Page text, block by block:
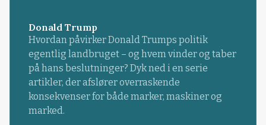
Donald Trump
Hvordan påvirker Donald Trumps politik
egentlig landbruget – og hvem vinder og taber
på hans beslutninger? Dyk ned i en serie
artikler, der afslører overraskende
konsekvenser for både marker, maskiner og
marked.